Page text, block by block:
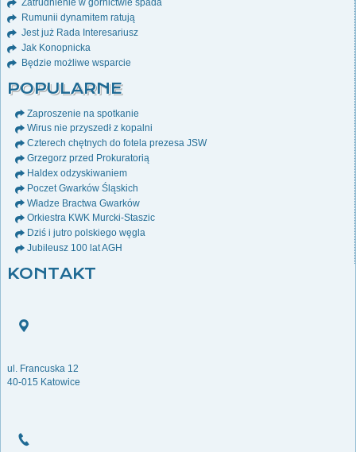
Zatrudnienie w górnictwie spada
Rumunii dynamitem ratują
Jest już Rada Interesariusz
Jak Konopnicka
Będzie możliwe wsparcie
POPULARNE
Zaproszenie na spotkanie
Wirus nie przyszedł z kopalni
Czterech chętnych do fotela prezesa JSW
Grzegorz przed Prokuratorią
Haldex odzyskiwaniem
Poczet Gwarków Śląskich
Władze Bractwa Gwarków
Orkiestra KWK Murcki-Staszic
Dziś i jutro polskiego węgla
Jubileusz 100 lat AGH
KONTAKT
ul. Francuska 12
40-015 Katowice